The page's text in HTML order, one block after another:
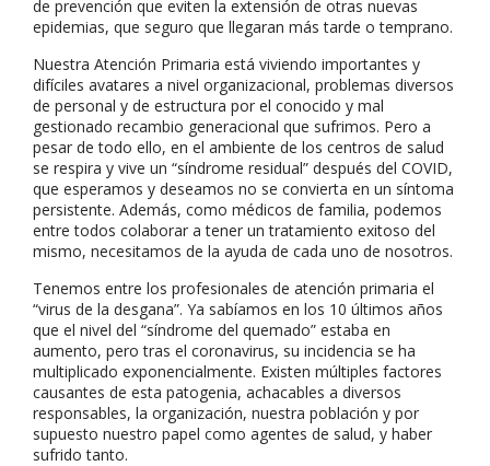
de prevención que eviten la extensión de otras nuevas
epidemias, que seguro que llegaran más tarde o temprano.
Nuestra Atención Primaria está viviendo importantes y
difíciles avatares a nivel organizacional, problemas diversos
de personal y de estructura por el conocido y mal
gestionado recambio generacional que sufrimos. Pero a
pesar de todo ello, en el ambiente de los centros de salud
se respira y vive un “síndrome residual” después del COVID,
que esperamos y deseamos no se convierta en un síntoma
persistente. Además, como médicos de familia, podemos
entre todos colaborar a tener un tratamiento exitoso del
mismo, necesitamos de la ayuda de cada uno de nosotros.
Tenemos entre los profesionales de atención primaria el
“virus de la desgana”. Ya sabíamos en los 10 últimos años
que el nivel del “síndrome del quemado” estaba en
aumento, pero tras el coronavirus, su incidencia se ha
multiplicado exponencialmente. Existen múltiples factores
causantes de esta patogenia, achacables a diversos
responsables, la organización, nuestra población y por
supuesto nuestro papel como agentes de salud, y haber
sufrido tanto.